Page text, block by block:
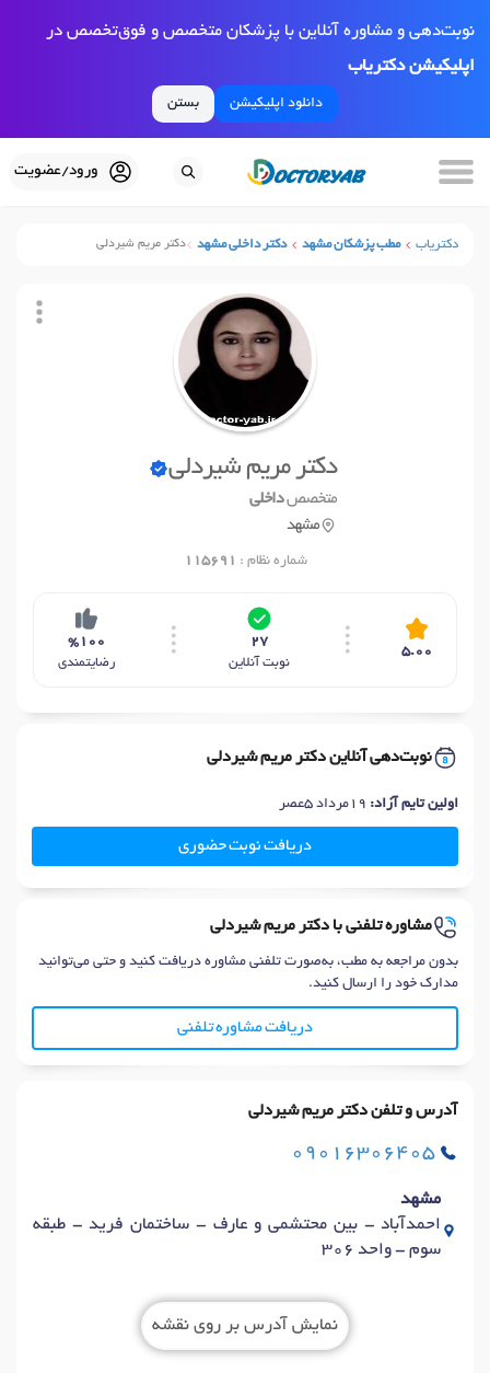
نوبت‌دهی و مشاوره آنلاین با پزشکان متخصص و فوق‌تخصص در
اپلیکیشن دکتریاب
دانلود اپلیکیشن بستن
ورود/عضویت
دکتریاب مطب پزشکان مشهد دکتر داخلی مشهد دکتر مریم شیردلی
دکتر مریم شیردلی
متخصصداخلی
مشهد
شماره نظام : 115691
5.00
27
نوبت آنلاین
%100
رضایتمندی
نوبت‌دهی آنلاین دکتر مریم شیردلی
اولین تایم آزاد: 19مرداد 5عصر
دریافت نوبت حضوری
مشاوره تلفنی با دکتر مریم شیردلی
بدون مراجعه به مطب، به‌صورت تلفنی مشاوره دریافت کنید و حتی می‌توانید
مدارک خود را ارسال کنید.
دریافت مشاوره تلفنی
آدرس و تلفن دکتر مریم شیردلی
09016306405
مشهد
احمدآباد - بین محتشمی و عارف - ساختمان فرید - طبقه
سوم - واحد 306
نمایش آدرس بر روی نقشه